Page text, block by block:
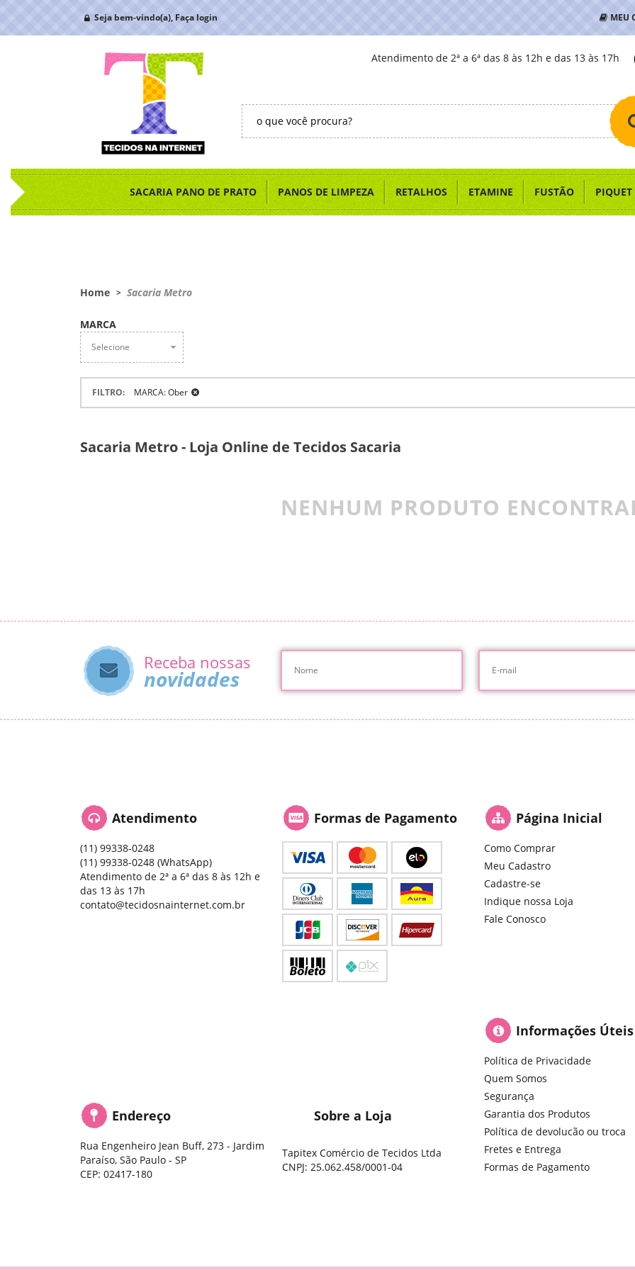
Seja bem-vindo(a), Faça login MEU
Atendimento de 2ª a 6ª das 8 às 12h e das 13 às 17h
SACARIA PANO DE PRATO PANOS DE LIMPEZA RETALHOS ETAMINE FUSTÃO PIQUET
Home Sacaria Metro
MARCA
Selecione
FILTRO MARCA: Ober
Sacaria Metro - Loja Online de Tecidos Sacaria
NENHUM PRODUTO
Receba nossas
novidades
Atendimento
(11) 99338-0248
(11) 99338-0248(WhatsApp)
Atendimento de 2ª a 6ª das 8 às 12h e
das 13 às 17h
contato@tecidosnainternet.com.br
Formas de Pagamento Página Inicial
Como Comprar
Meu Cadastro
Cadastre-se
Indique nossa Loja
Fale Conosco
Informações Úteis
Política de Privacidade
Quem Somos
Segurança
Garantia dos Produtos
Política de devolucão ou troca
Fretes e Entrega
Formas de Pagamento
Endereço
Rua Engenheiro Jean Buff, 273 - Jardim
Paraíso, São Paulo -SP
CEP: 02417-180
Sobre a Loja
Tapitex Comércio de Tecidos Ltda
CNPJ: 25.062.458/0001-04